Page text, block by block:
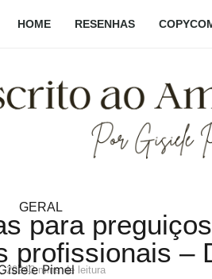
HOME RESENHAS
GERAL
para
profissionais –
Pimel
20243 mins de leitura